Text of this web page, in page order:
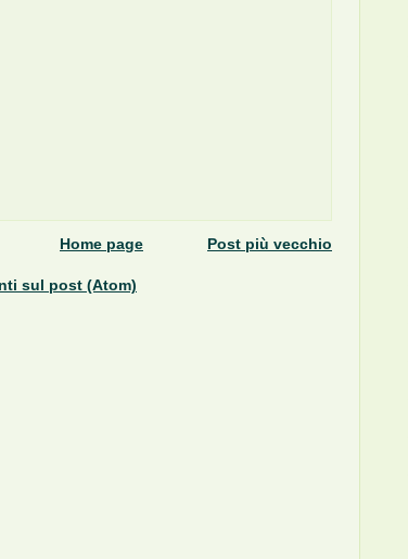
Post più vecchio
Home page
sul post (Atom)